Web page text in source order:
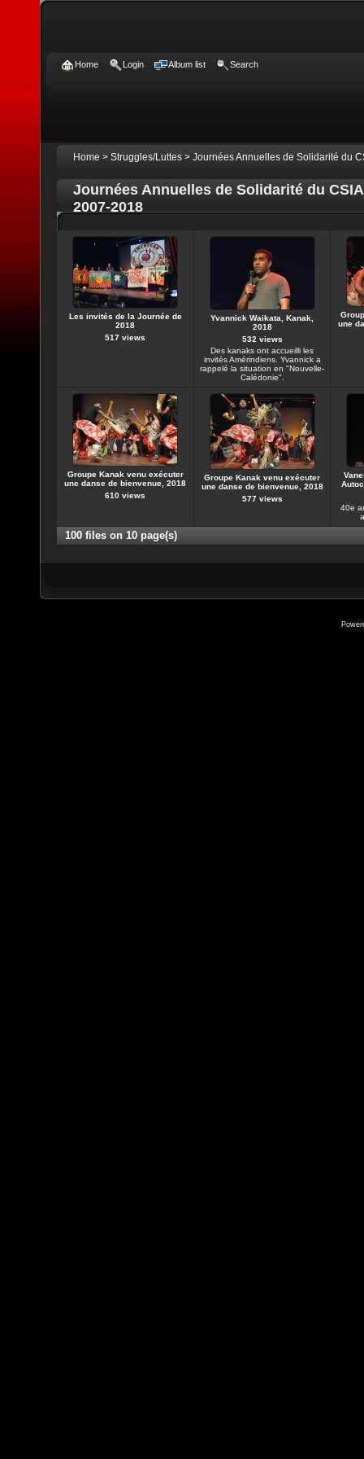
Home Login Album list Search
Home > Struggles/Luttes > Journées Annuelles de Solidarité du
Journées Annuelles de Solidarité du
2007-2018
Les invités de la Journée de
2018
517 views
Yvannick Waikata, Kanak,
2018
532 views
Des kanaks ont accueilli les
invités Amérindiens. Yvannick a
rappelé la situation en "Nouvelle-
Calédonie".
une
Groupe Kanak venu exécuter
une danse de bienvenue, 2018
610 views
Groupe Kanak venu exécuter
une danse de bienvenue, 2018
577 views
40e
100 files on 10 page(s)